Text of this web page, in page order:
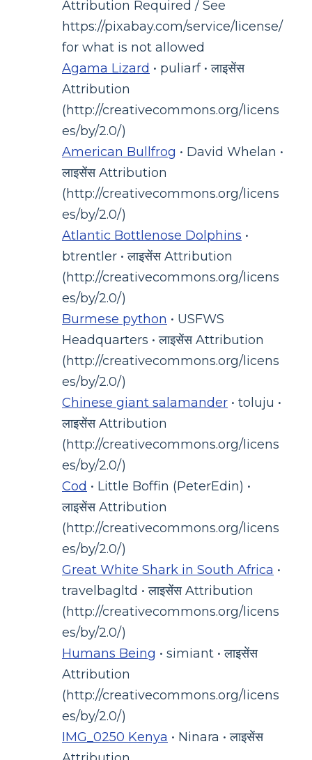
Attribution Required / See
https://pixabay.com/service/license/
for what is not allowed
Agama Lizard • puliarf • लाइसेंस
Attribution
(http://creativecommons.org/licens
es/by/2.0/)
American Bullfrog • David Whelan •
लाइसेंस Attribution
(http://creativecommons.org/licens
es/by/2.0/)
Atlantic Bottlenose Dolphins •
btrentler • लाइसेंस Attribution
(http://creativecommons.org/licens
es/by/2.0/)
Burmese python • USFWS
Headquarters • लाइसेंस Attribution
(http://creativecommons.org/licens
es/by/2.0/)
Chinese giant salamander • toluju •
लाइसेंस Attribution
(http://creativecommons.org/licens
es/by/2.0/)
Cod • Little Boffin (PeterEdin) •
लाइसेंस Attribution
(http://creativecommons.org/licens
es/by/2.0/)
Great White Shark in South Africa •
travelbagltd • लाइसेंस Attribution
(http://creativecommons.org/licens
es/by/2.0/)
Humans Being • simiant • लाइसेंस
Attribution
(http://creativecommons.org/licens
es/by/2.0/)
IMG_0250 Kenya • Ninara • लाइसेंस